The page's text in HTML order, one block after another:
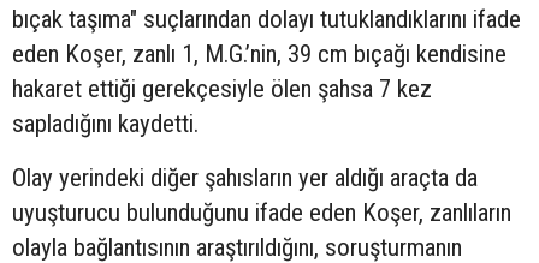
bıçak taşıma" suçlarından dolayı tutuklandıklarını ifade
eden Koşer, zanlı 1, M.G.’nin, 39 cm bıçağı kendisine
hakaret ettiği gerekçesiyle ölen şahsa 7 kez
sapladığını kaydetti.
Olay yerindeki diğer şahısların yer aldığı araçta da
uyuşturucu bulunduğunu ifade eden Koşer, zanlıların
olayla bağlantısının araştırıldığını, soruşturmanın